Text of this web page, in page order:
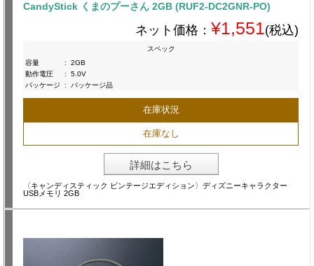
CandyStick くまのプーさん 2GB (RUF2-DC2GNR-PO)
ネット価格： ¥1,551(税込)
スペック
容量
:
2GB
動作電圧
:
5.0V
パッケージ
: パッケージ品
在庫状況
在庫なし
詳細はこちら
〈キャンディスティック ビンテージエディション〉ディズニーキャラクター
USBメモリ 2GB